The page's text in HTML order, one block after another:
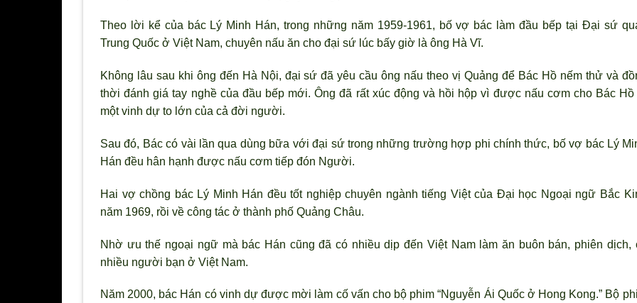
Theo lời kể của bác Lý Minh Hán, trong những năm 1959-1961, bố vợ bác làm đầu bếp tại Đại sứ
Trung Quốc ở Việt Nam, chuyên nấu ăn cho đại sứ lúc bấy giờ là ông Hà Vĩ.
Không lâu sau khi ông đến Hà Nội, đại sứ đã yêu cầu ông nấu theo vị Quảng để Bác Hồ nếm thử và
thời đánh giá tay nghề của đầu bếp mới. Ông đã rất xúc động và hồi hộp vì được nấu cơm cho Bác Hồ
một vinh dự to lớn của cả đời người.
Sau đó, Bác có vài lần qua dùng bữa với đại sứ trong những trường hợp phi chính thức, bố vợ bác Lý
Hán đều hân hạnh được nấu cơm tiếp đón Người.
Hai vợ chồng bác Lý Minh Hán đều tốt nghiệp chuyên ngành tiếng Việt của Đại học Ngoại ngữ Bắc
năm 1969, rồi về công tác ở thành phố Quảng Châu.
Nhờ ưu thế ngoại ngữ mà bác Hán cũng đã có nhiều dịp đến Việt Nam làm ăn buôn bán, phiên dịch,
nhiều người bạn ở Việt Nam.
Năm 2000, bác Hán có vinh dự được mời làm cố vấn cho bộ phim “Nguyễn Ái Quốc ở Hong Kong.” Bộ